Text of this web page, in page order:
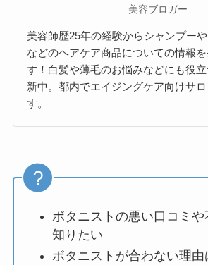
美容ブロガー
美容師歴25年の経験からシャンプー
などのヘアケア商品についての情報
す！白髪や薄毛のお悩みなどにも役
新中。都内でエイジングケア向けサ
す。
ボタニストの悪い口コミ
知りたい
ボタニストが合わない理由